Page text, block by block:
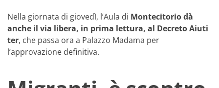
Nella giornata di giovedì, l’Aula di Montecitorio dà
anche il via libera, in prima lettura, al Decreto Aiuti
ter, che passa ora a Palazzo Madama per
l’approvazione definitiva.